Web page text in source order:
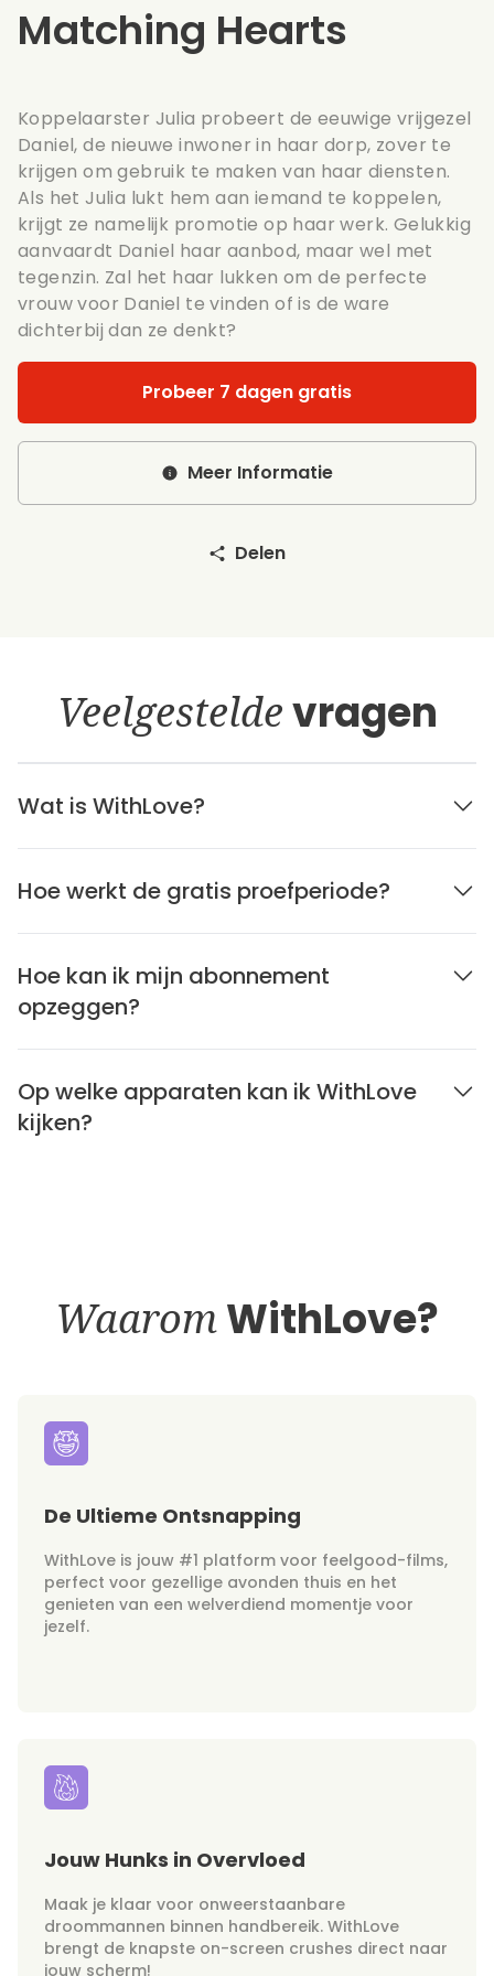
Matching Hearts
Koppelaarster Julia probeert de eeuwige vrijgezel
Daniel, de nieuwe inwoner in haar dorp, zover te
krijgen om gebruik te maken van haar diensten.
Als het Julia lukt hem aan iemand te koppelen,
krijgt ze namelijk promotie op haar werk. Gelukkig
aanvaardt Daniel haar aanbod, maar wel met
tegenzin. Zal het haar lukken om de perfecte
vrouw voor Daniel te vinden of is de ware
dichterbij dan ze denkt?
Probeer 7 dagen gratis
Meer Informatie
Delen
Veelgesteldevragen
Wat is WithLove?
Hoe werkt de gratis proefperiode?
Hoe kan ik mijn abonnement
opzeggen?
Op welke apparaten kan ik WithLove
kijken?
WaaromWithLove?
De Ultieme Ontsnapping
WithLove is jouw #1 platform voor feelgood-films,
perfect voor gezellige avonden thuis en het
genieten van een welverdiend momentje voor
jezelf.
Jouw Hunks in Overvloed
Maak je klaar voor onweerstaanbare
droommannen binnen handbereik. WithLove
brengt de knapste on-screen crushes direct naar
jouw scherm!